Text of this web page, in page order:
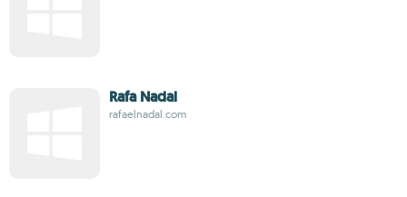
Rafa Nadal
rafaelnadal.com